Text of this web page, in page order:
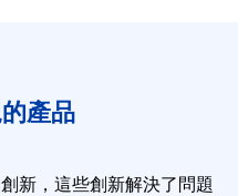
產品
新，這些創新解決了問題